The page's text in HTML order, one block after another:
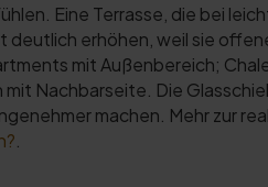
Eine Terrasse, die bei
deutlich erhöhen, weil sie
mit Außenbereich;
Nachbarseite. Die
machen. Mehr zur